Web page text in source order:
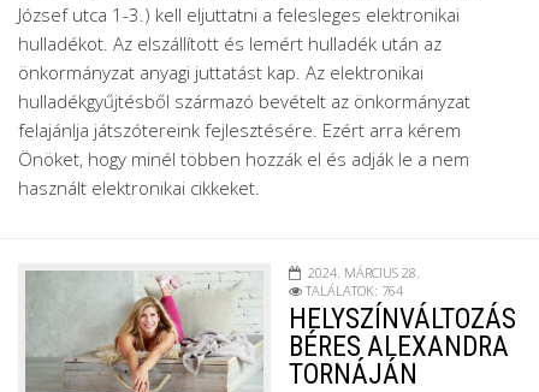
József utca 1-3.) kell eljuttatni a felesleges elektronikai
hulladékot. Az elszállított és lemért hulladék után az
önkormányzat anyagi juttatást kap. Az elektronikai
hulladékgyűjtésből származó bevételt az önkormányzat
felajánlja játszótereink fejlesztésére. Ezért arra kérem
Önöket, hogy minél többen hozzák el és adják le a nem
használt elektronikai cikkeket.
2024. MÁRCIUS 28.
TALÁLATOK: 764
HELYSZÍNVÁLTOZÁS
BÉRES ALEXANDRA
TORNÁJÁN